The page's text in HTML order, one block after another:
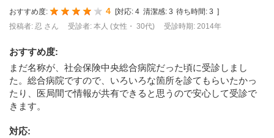
おすすめ度: 4 [対応: 4 清潔感: 3 待ち時間: 3 ]
投稿者: 忍 さん
受診者: 本人 (女性・ 30代) 受診時期: 2014年
おすすめ度:
まだ名称が、社会保険中央総合病院だった頃に受診しまし
た。総合病院ですので、いろいろな箇所を診てもらいたかっ
たり、医局間で情報が共有できると思うので安心して受診で
きます。
対応: